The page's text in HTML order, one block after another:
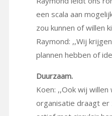
een scala aan
zou kunnen of willen
Raymond: ,,Wij
plannen hebben of
Duurzaam.
Koen: ,,Ook wij
organisatie draagt er